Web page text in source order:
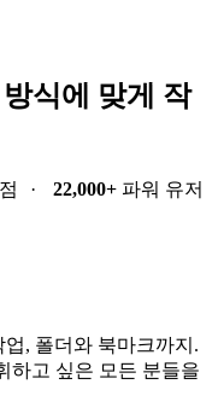
식에 맞게 작
· 22,000+파워 유저
, 폴더와 북마크까지.
하고 싶은 모든 분들을